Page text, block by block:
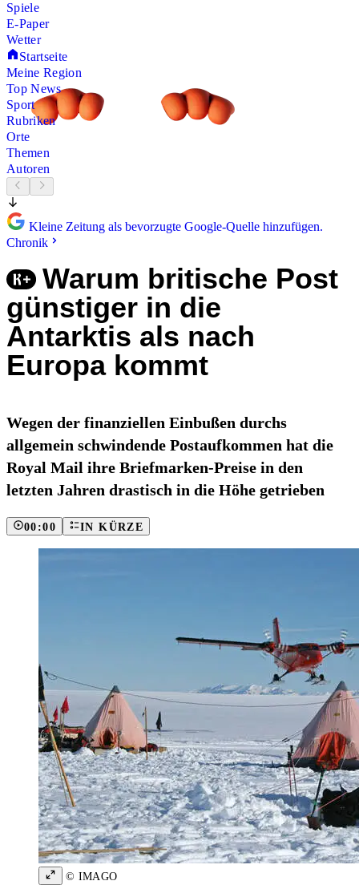
Spiele
E-Paper
Wetter
Startseite
Meine Region
Top News
Sport
Rubriken
Orte
Themen
Autoren
Kleine Zeitung als bevorzugte Google-Quelle hinzufügen.
Chronik
Warum britische Post
günstiger in die
Antarktis als nach
Europa kommt
Wegen der finanziellen Einbußen durchs
allgemein schwindende Postaufkommen hat die
Royal Mail ihre Briefmarken-Preise in den
letzten Jahren drastisch in die Höhe getrieben
00:00 IN KÜRZE
© IMAGO